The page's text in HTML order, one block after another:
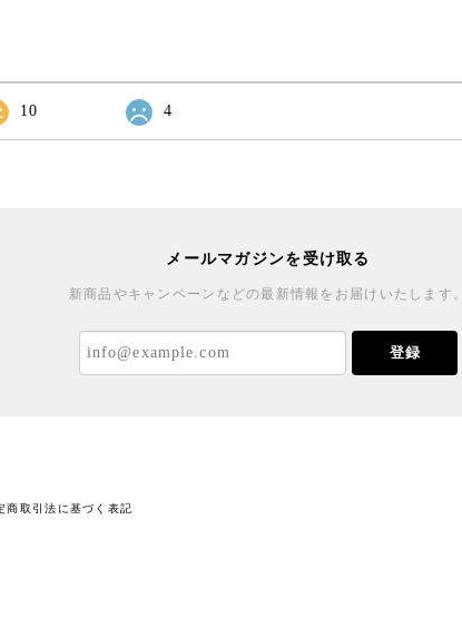
10 4
メールマガジンを受け取る
新商品やキャンペーンなどの最新情報をお届けいたします。
登録
商取引法に基づく表記